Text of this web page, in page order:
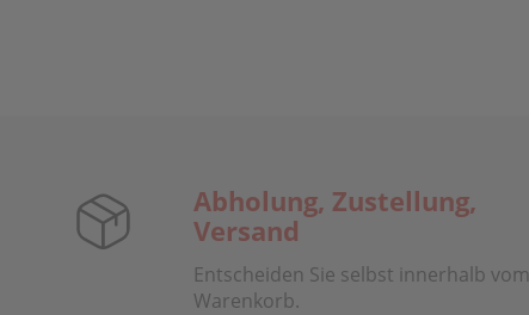
Abholung, Zustellung,
Versand
Entscheiden Sie selbst innerhalb vom
Warenkorb.